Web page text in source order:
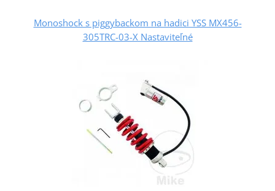
Monoshock s piggybackom na hadici YSS MX456-
305TRC-03-X Nastaviteľné